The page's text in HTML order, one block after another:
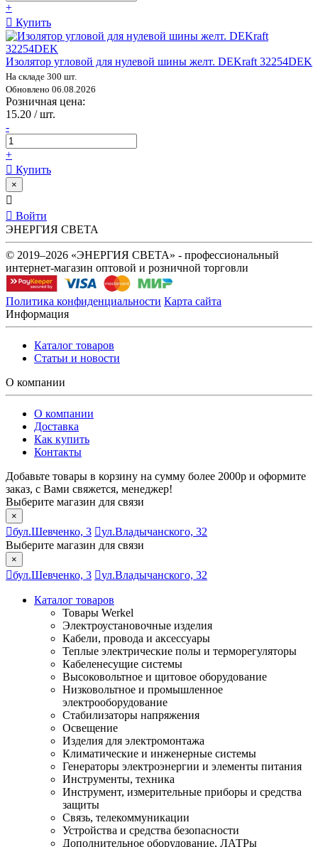
+
Купить
Изолятор угловой для нулевой шины желт. DEKraft 32254DEK
На складе 300 шт.
Обновлено 06.08.2026
Розничная цена:
15.20 / шт.
-
+
Купить
×
Войти
ЭНЕРГИЯ СВЕТА
© 2019–2026 «ЭНЕРГИЯ СВЕТА» - профессиональный
интернет-магазин оптовой и розничной торговли
Политика конфиденциальности Карта сайта
Информация
Каталог товаров
Статьи и новости
О компании
О компании
Доставка
Как купить
Контакты
Добавьте товары в корзину на сумму более 2000р и оформите
заказ, с Вами свяжется, менеджер!
Выберите магазин для связи
×
бул.Шевченко, 3
ул.Владычанского, 32
Выберите магазин для связи
×
бул.Шевченко, 3 ул.Владычанского, 32
Каталог товаров
Товары Werkel
Электроустановочные изделия
Кабели, провода и аксессуары
Теплые электрические полы и терморегуляторы
Кабеленесущие системы
Высоковольтное и щитовое оборудование
Низковольтное и промышленное
электрооборудование
Стабилизаторы напряжения
Освещение
Изделия для электромонтажа
Климатические и инженерные системы
Генераторы электроэнергии и элементы питания
Инструменты, техника
Инструмент, измерительные приборы и средства
защиты
Связь, телекоммуникации
Устройства и средства безопасности
Дополнительное оборудование, ЛАТРы